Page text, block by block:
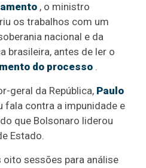
, o ministro
os trabalhos com um
nacional e da
brasileira, antes de ler o
do processo .
geral da República, Paulo
fala contra a impunidade e
que Bolsonaro liderou
Estado.
sessões para análise